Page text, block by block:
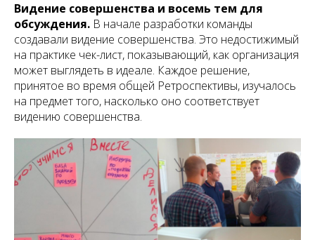
Видение совершенства и восемь тем для
обсуждения. В начале разработки команды
создавали видение совершенства. Это недостижимый
на практике чек-лист, показывающий, как организация
может выглядеть в идеале. Каждое решение,
принятое во время общей Ретроспективы, изучалось
на предмет того, насколько оно соответствует
видению совершенства.